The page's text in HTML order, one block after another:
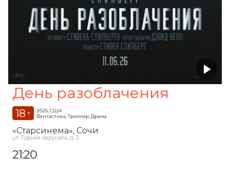
День разоблачения
18 +
2026, США
Фантастика, Триллер, Драма
«Старсинема», Сочи
ул. Горная карусель, д. 3
21:20